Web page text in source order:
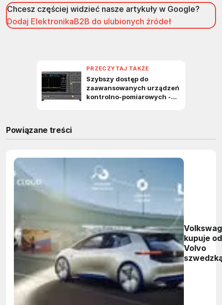
Chcesz częściej widzieć nasze artykuły w Google?
Dodaj ElektronikaB2B do ulubionych źródeł
Powiązane treści
kupuje od
Volvo